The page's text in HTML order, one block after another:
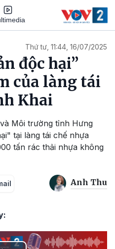
Thứ tư, 11:44, 16/07/2025
độc hại”
của làng tái
Khai
Môi trường tỉnh Hưng
tại làng tái chế nhựa
tấn rác thải nhựa không
Anh Thu